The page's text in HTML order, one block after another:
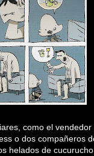
como el
o dos compañeros
helados de